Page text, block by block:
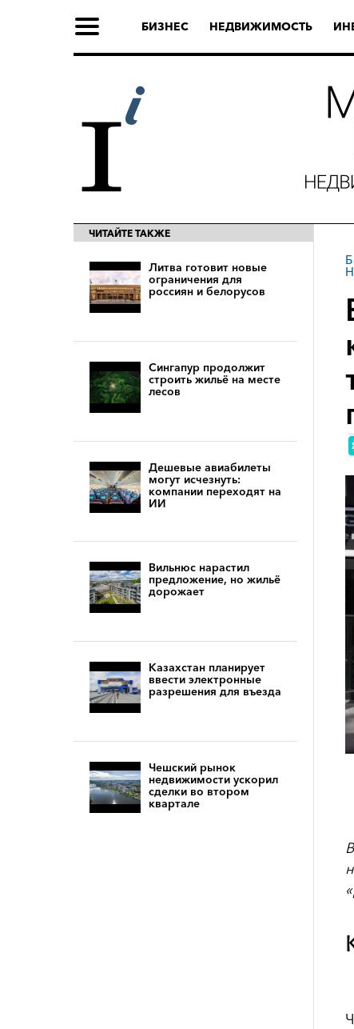
БИЗНЕС НЕДВИЖИМОСТЬ
ЧИТАЙТЕ ТАКЖЕ
Литва готовит новые
ограничения для
россиян и белорусов
Сингапур продолжит
строить жильё на месте
лесов
Дешевые авиабилеты
могут исчезнуть:
компании переходят на
ИИ
Вильнюс нарастил
предложение, но жильё
дорожает
Казахстан планирует
ввести электронные
разрешения для въезда
Чешский рынок
недвижимости ускорил
сделки во втором
квартале